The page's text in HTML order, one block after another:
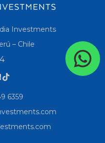
Investments
– Chile
6359